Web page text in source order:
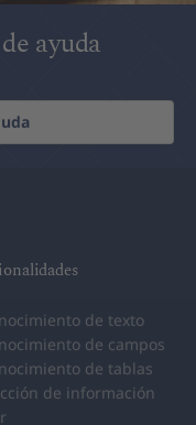
ayuda
de texto
de campos
de tablas
de información